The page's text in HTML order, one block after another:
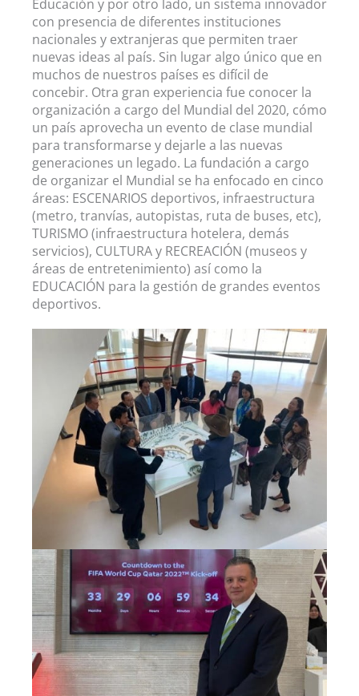
Educación y por otro lado, un sistema innovador
con presencia de diferentes instituciones
nacionales y extranjeras que permiten traer
nuevas ideas al país. Sin lugar algo único que en
muchos de nuestros países es difícil de
concebir. Otra gran experiencia fue conocer la
organización a cargo del Mundial del 2020, cómo
un país aprovecha un evento de clase mundial
para transformarse y dejarle a las nuevas
generaciones un legado. La fundación a cargo
de organizar el Mundial se ha enfocado en cinco
áreas: ESCENARIOS deportivos, infraestructura
(metro, tranvías, autopistas, ruta de buses, etc),
TURISMO (infraestructura hotelera, demás
servicios), CULTURA y RECREACIÓN (museos y
áreas de entretenimiento) así como la
EDUCACIÓN para la gestión de grandes eventos
deportivos.